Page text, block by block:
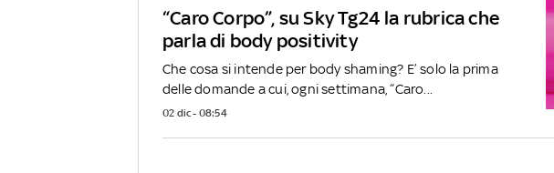
“Caro Corpo”, su Sky Tg24 la rubrica che
parla di body positivity
Che cosa si intende per body shaming? E’ solo la prima
delle domande a cui, ogni settimana, “Caro...
02 dic - 08:54